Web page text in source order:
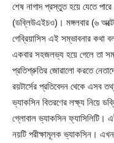
শেষ নাগাদ প্রস্তুত হয়ে যেতে পারে
(ডব্লিউএইচও)। মঙ্গলবার (৬
গেব্রিয়াসিস এই সম্ভাবনার কথা
একবার সহজলভ্য হয়ে গেলে তা
প্রতিশ্রুতির জোরালো করতে
রয়টার্সের প্রতিবেদন থেকে এসব
ভ্যাকসিন বিতরণের লক্ষ্য নিয়ে
গ্লোবাল ভ্যাকসিন ফ্যাসিলিটি।
নয়টি পরীক্ষামূলক ভ্যাকসিন।